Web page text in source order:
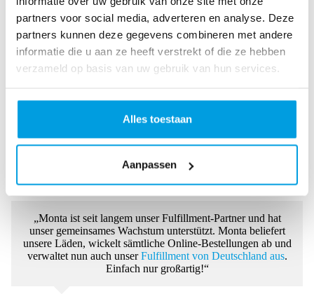
partners voor social media, adverteren en analyse. Deze
partners kunnen deze gegevens combineren met andere
informatie die u aan ze heeft verstrekt of die ze hebben
verzameld op basis van uw gebruik van hun services.
Alles toestaan
Aanpassen
„MontaWMS war ein großer Erfolg für uns. Wir waren einer
der ersten Kunden, die das hervorragende WMS eingesetzt
haben. Bei Bedarf konnten wir das System flexibel an
unsere Bedürfnisse anpassen.“
Raymond Vlietstra
„Monta ist seit langem unser Fulfillment-Partner und hat
unser gemeinsames Wachstum unterstützt. Monta beliefert
unsere Läden, wickelt sämtliche Online-Bestellungen ab und
verwaltet nun auch unserFulfillment von Deutschland aus.
Einfach nur großartig!“